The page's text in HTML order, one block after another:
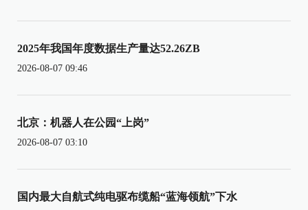
2025年我国年度数据生产量达52.26ZB
2026-08-07 09:46
北京：机器人在公园“上岗”
2026-08-07 03:10
国内最大自航式纯电驱布缆船“蓝海领航”下水